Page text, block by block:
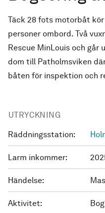
Täck 28 fots motorbåt
personer ombord. Två
Rescue MinLouis och går
dom till Patholmsviken
båten för inspektion och
UTRYCKNING
Räddningsstation:
Larm inkommer:
Händelse:
Aktivitet: